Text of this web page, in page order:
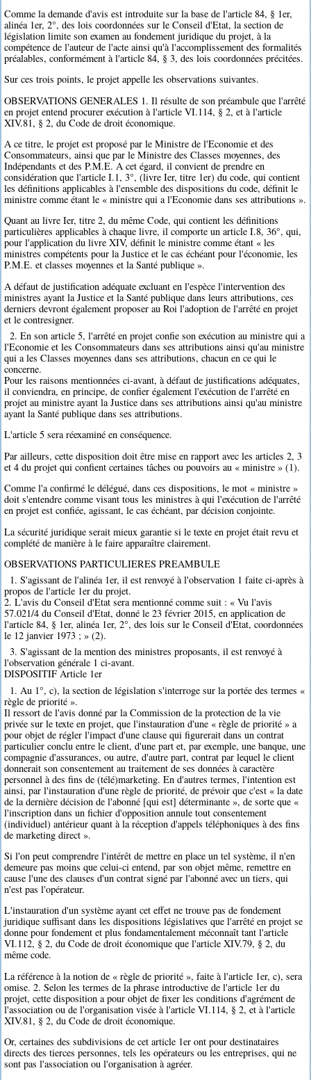
Comme la demande d'avis est introduite sur la base de l'article 84, § 1er,
alinéa 1er, 2°, des lois coordonnées sur le Conseil d'Etat, la section de
législation limite son examen au fondement juridique du projet, à la
compétence de l'auteur de l'acte ainsi qu'à l'accomplissement des formalités
préalables, conformément à l'article 84, § 3, des lois coordonnées précitées.
Sur ces trois points, le projet appelle les observations suivantes.
OBSERVATIONS GENERALES 1. Il résulte de son préambule que l'arrêté
en projet entend procurer exécution à l'article VI.114, § 2, et à l'article
XIV.81, § 2, du Code de droit économique.
A ce titre, le projet est proposé par le Ministre de l'Economie et des
Consommateurs, ainsi que par le Ministre des Classes moyennes, des
Indépendants et des P.M.E. A cet égard, il convient de prendre en
considération que l'article I.1, 3°, (livre Ier, titre 1er) du code, qui contient
les définitions applicables à l'ensemble des dispositions du code, définit le
ministre comme étant le « ministre qui a l'Economie dans ses attributions ».
Quant au livre Ier, titre 2, du même Code, qui contient les définitions
particulières applicables à chaque livre, il comporte un article I.8, 36°, qui,
pour l'application du livre XIV, définit le ministre comme étant « les
ministres compétents pour la Justice et le cas échéant pour l'économie, les
P.M.E. et classes moyennes et la Santé publique ».
A défaut de justification adéquate excluant en l'espèce l'intervention des
ministres ayant la Justice et la Santé publique dans leurs attributions, ces
derniers devront également proposer au Roi l'adoption de l'arrêté en projet
et le contresigner.
2. En son article 5, l'arrêté en projet confie son exécution au ministre qui a
l'Economie et les Consommateurs dans ses attributions ainsi qu'au ministre
qui a les Classes moyennes dans ses attributions, chacun en ce qui le
concerne.
Pour les raisons mentionnées ci-avant, à défaut de justifications adéquates,
il conviendra, en principe, de confier également l'exécution de l'arrêté en
projet au ministre ayant la Justice dans ses attributions ainsi qu'au ministre
ayant la Santé publique dans ses attributions.
L'article 5 sera réexaminé en conséquence.
Par ailleurs, cette disposition doit être mise en rapport avec les articles 2, 3
et 4 du projet qui confient certaines tâches ou pouvoirs au « ministre » (1).
Comme l'a confirmé le délégué, dans ces dispositions, le mot « ministre »
doit s'entendre comme visant tous les ministres à qui l'exécution de l'arrêté
en projet est confiée, agissant, le cas échéant, par décision conjointe.
La sécurité juridique serait mieux garantie si le texte en projet était revu et
complété de manière à le faire apparaître clairement.
OBSERVATIONS PARTICULIERES PREAMBULE
1. S'agissant de l'alinéa 1er, il est renvoyé à l'observation 1 faite ci-après à
propos de l'article 1er du projet.
2. L'avis du Conseil d'Etat sera mentionné comme suit : « Vu l'avis
57.021/4 du Conseil d'Etat, donné le 23 février 2015, en application de
l'article 84, § 1er, alinéa 1er, 2°, des lois sur le Conseil d'Etat, coordonnées
le 12 janvier 1973 ; » (2).
3. S'agissant de la mention des ministres proposants, il est renvoyé à
l'observation générale 1 ci-avant.
DISPOSITIF Article 1er
1. Au 1°, c), la section de législation s'interroge sur la portée des termes «
règle de priorité ».
Il ressort de l'avis donné par la Commission de la protection de la vie
privée sur le texte en projet, que l'instauration d'une « règle de priorité » a
pour objet de régler l'impact d'une clause qui figurerait dans un contrat
particulier conclu entre le client, d'une part et, par exemple, une banque, une
compagnie d'assurances, ou autre, d'autre part, contrat par lequel le client
donnerait son consentement au traitement de ses données à caractère
personnel à des fins de (télé)marketing. En d'autres termes, l'intention est
ainsi, par l'instauration d'une règle de priorité, de prévoir que c'est « la date
de la dernière décision de l'abonné [qui est] déterminante », de sorte que «
l'inscription dans un fichier d'opposition annule tout consentement
(individuel) antérieur quant à la réception d'appels téléphoniques à des fins
de marketing direct ».
Si l'on peut comprendre l'intérêt de mettre en place un tel système, il n'en
demeure pas moins que celui-ci entend, par son objet même, remettre en
cause l'une des clauses d'un contrat signé par l'abonné avec un tiers, qui
n'est pas l'opérateur.
L'instauration d'un système ayant cet effet ne trouve pas de fondement
juridique suffisant dans les dispositions législatives que l'arrêté en projet se
donne pour fondement et plus fondamentalement méconnaît tant l'article
VI.112, § 2, du Code de droit économique que l'article XIV.79, § 2, du
même code.
La référence à la notion de « règle de priorité », faite à l'article 1er, c), sera
omise. 2. Selon les termes de la phrase introductive de l'article 1er du
projet, cette disposition a pour objet de fixer les conditions d'agrément de
l'association ou de l'organisation visée à l'article VI.114, § 2, et à l'article
XIV.81, § 2, du Code de droit économique.
Or, certaines des subdivisions de cet article 1er ont pour destinataires
directs des tierces personnes, tels les opérateurs ou les entreprises, qui ne
sont pas l'association ou l'organisation à agréer.